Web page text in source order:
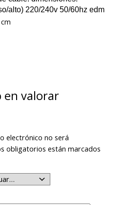
alto) 220/240v 50/60hz edm
en valorar
electrónico no será
obligatorios están marcados